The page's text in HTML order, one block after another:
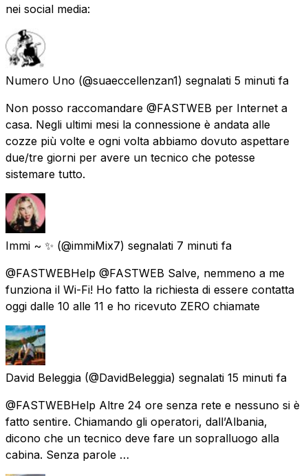
nei social media:
Numero Uno (@suaeccellenzan1) segnalati 5 minuti fa
Non posso raccomandare @FASTWEB per Internet a
casa. Negli ultimi mesi la connessione è andata alle
cozze più volte e ogni volta abbiamo dovuto aspettare
due/tre giorni per avere un tecnico che potesse
sistemare tutto.
Immi ~ ✨ (@immiMix7) segnalati 7 minuti fa
@FASTWEBHelp @FASTWEB Salve, nemmeno a me
funziona il Wi-Fi! Ho fatto la richiesta di essere contatta
oggi dalle 10 alle 11 e ho ricevuto ZERO chiamate
David Beleggia (@DavidBeleggia) segnalati 15 minuti fa
@FASTWEBHelp Altre 24 ore senza rete e nessuno si è
fatto sentire. Chiamando gli operatori, dall’Albania,
dicono che un tecnico deve fare un sopralluogo alla
cabina. Senza parole …